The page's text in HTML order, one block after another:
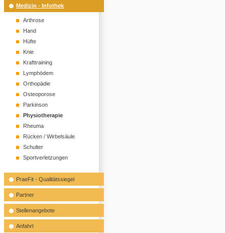
Medizin - Infothek
Arthrose
Hand
Hüfte
Knie
Krafttraining
Lymphödem
Orthopädie
Osteoporose
Parkinson
Physiotherapie
Rheuma
Rücken / Wirbelsäule
Schulter
Sportverletzungen
PraeFit - Qualitätssiegel
Partner
Stellenangebote
Anfahrt